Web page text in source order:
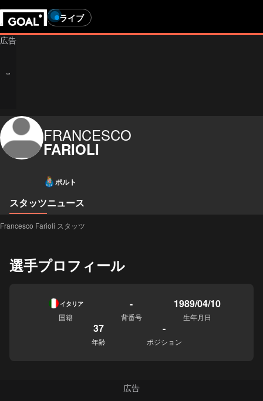
ライブ
FRANCESCO
FARIOLI
ポルト
スタッツニュース
Francesco Farioli スタッツ
選手プロフィール
イタリア
国籍
-
背番号
1989/04/10
生年月日
37
年齢
-
ポジション